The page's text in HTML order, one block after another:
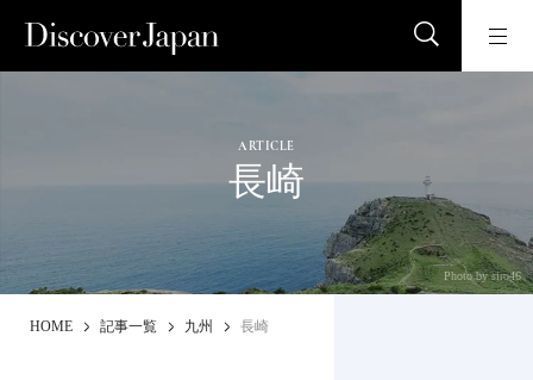
ARTICLE
長崎
Photo by siro46
HOME 記事一覧 九州 長崎